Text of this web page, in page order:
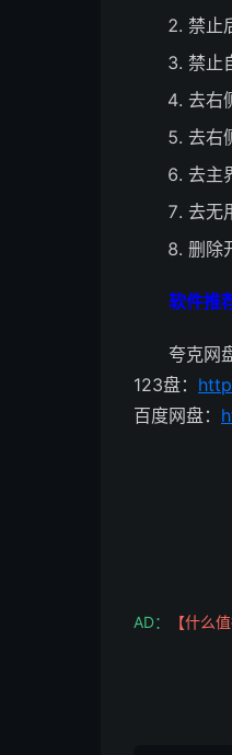
禁止
禁止
去右
去右
去主
去无
删除
软件推
夸克网
123盘：
百度网盘：
AD： 【什么